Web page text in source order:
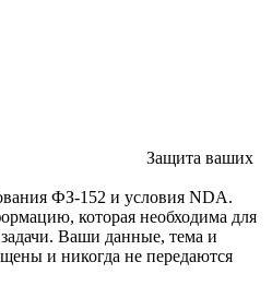
Защита ваших
ФЗ-152 и условия NDA.
которая необходима для
Ваши данные, тема и
и никогда не передаются